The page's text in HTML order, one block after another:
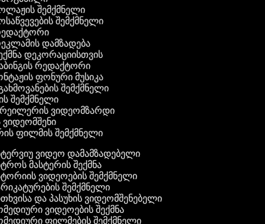
შემქმნელი
შემქმნელი
დამზადება
დეკორაციისთვის
რედაქტორი
ფონური მუსიკა
შემქმნელი
შემქმნელი
ვიდეომზარდი
ვიდეომშენი
ფილმის შემქმნელი
ვიდეო დამამზადებელი
მასტერის შექმნა
ვიდეოების შემქმნელი
შემქმნელი
და პასუხის ვიდეომშენებელი
ვიდეოების შექმნა
ფილმების შემქმნელი